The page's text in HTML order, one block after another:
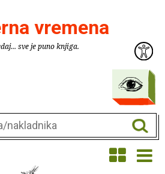
vremena
sve je puno knjiga.